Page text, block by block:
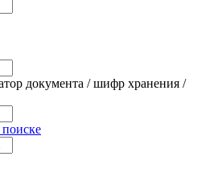
документа / шифр хранения /